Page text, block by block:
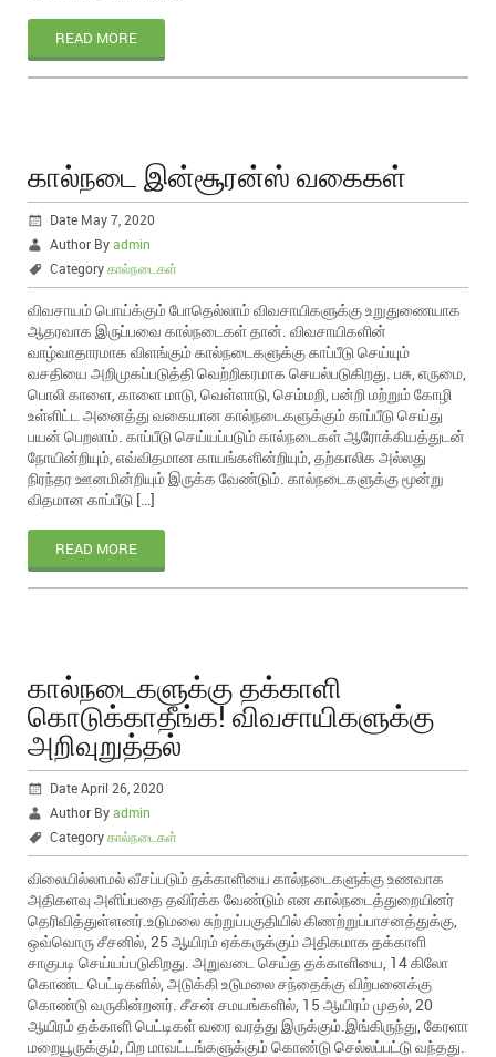
READ MORE
கால்நடை இன்சூரன்ஸ் வகைகள்
Date May 7, 2020
Author Byadmin
Categoryகால்நடைகள்
விவசாயம் பொய்க்கும் போதெல்லாம் விவசாயிகளுக்கு உறுதுணையாக
ஆதரவாக இருப்பவை கால்நடைகள் தான். விவசாயிகளின்
வாழ்வாதாரமாக விளங்கும் கால்நடைகளுக்கு காப்பீடு செய்யும்
வசதியை அறிமுகப்படுத்தி வெற்றிகரமாக செயல்படுகிறது. பசு, எருமை,
பொலி காளை, காளை மாடு, வெள்ளாடு, செம்மறி, பன்றி மற்றும் கோழி
உள்ளிட்ட அனைத்து வகையான கால்நடைகளுக்கும் காப்பீடு செய்து
பயன் பெறலாம். காப்பீடு செய்யப்படும் கால்நடைகள் ஆரோக்கியத்துடன்
நோயின்றியும், எவ்விதமான காயங்களின்றியும், தற்காலிக அல்லது
நிரந்தர ஊனமின்றியும் இருக்க வேண்டும். கால்நடைகளுக்கு மூன்று
விதமான காப்பீடு […]
READ MORE
கால்நடைகளுக்கு தக்காளி
கொடுக்காதீங்க! விவசாயிகளுக்கு
அறிவுறுத்தல்
Date April 26, 2020
Author Byadmin
Categoryகால்நடைகள்
விலையில்லாமல் வீசப்படும் தக்காளியை கால்நடைகளுக்கு உணவாக
அதிகளவு அளிப்பதை தவிர்க்க வேண்டும் என கால்நடைத்துறையினர்
தெரிவித்துள்ளனர்.உடுமலை சுற்றுப்பகுதியில் கிணற்றுப்பாசனத்துக்கு,
ஒவ்வொரு சீசனில், 25 ஆயிரம் ஏக்கருக்கும் அதிகமாக தக்காளி
சாகுபடி செய்யப்படுகிறது. அறுவடை செய்த தக்காளியை, 14 கிலோ
கொண்ட பெட்டிகளில், அடுக்கி உடுமலை சந்தைக்கு விற்பனைக்கு
கொண்டு வருகின்றனர். சீசன் சமயங்களில், 15 ஆயிரம் முதல், 20
ஆயிரம் தக்காளி பெட்டிகள் வரை வரத்து இருக்கும்.இங்கிருந்து, கேரளா
மறையூருக்கும், பிற மாவட்டங்களுக்கும் கொண்டு செல்லப்பட்டு வந்தது.